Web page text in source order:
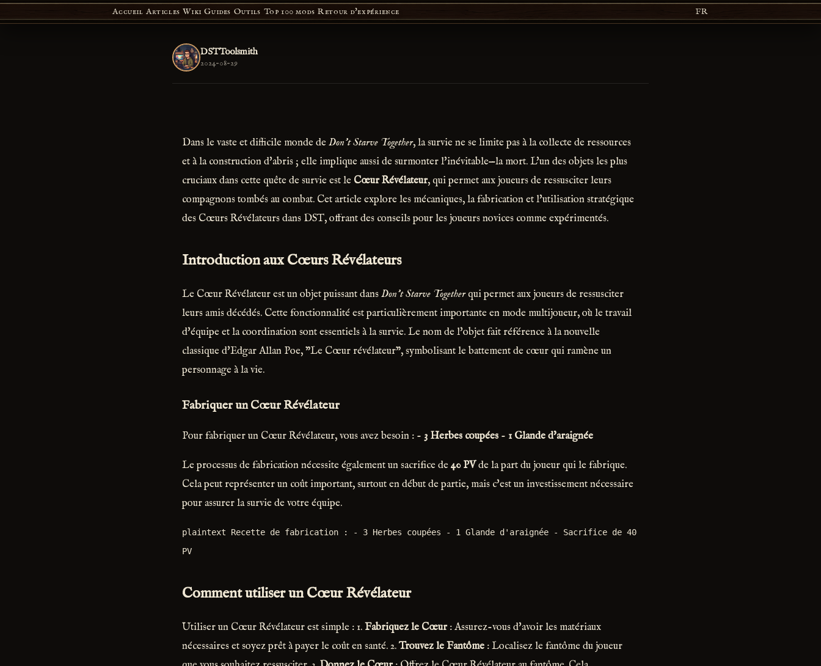
Accueil Articles Wiki Guides Outils Top 100 mods Retour d'expérience FR
DSTToolsmith
2024-08-29
Dans le vaste et difficile monde deDon't Starve Together, la survie ne se limite pas à la collecte de ressources
et à la construction d'abris ; elle implique aussi de surmonter l'inévitable—la mort. L'un des objets les plus
cruciaux dans cette quête de survie est le Cœur Révélateur, qui permet aux joueurs de ressusciter leurs
compagnons tombés au combat. Cet article explore les mécaniques, la fabrication et l'utilisation stratégique
des Cœurs Révélateurs dans DST, offrant des conseils pour les joueurs novices comme expérimentés.
Introduction aux Cœurs Révélateurs
Le Cœur Révélateur est un objet puissant dansDon't Starve Togetherqui permet aux joueurs de ressusciter
leurs amis décédés. Cette fonctionnalité est particulièrement importante en mode multijoueur, où le travail
d'équipe et la coordination sont essentiels à la survie. Le nom de l'objet fait référence à la nouvelle
classique d'Edgar Allan Poe, "Le Cœur révélateur", symbolisant le battement de cœur qui ramène un
personnage à la vie.
Fabriquer un Cœur Révélateur
Pour fabriquer un Cœur Révélateur, vous avez besoin : - 3 Herbes coupées - 1 Glande d'araignée
Le processus de fabrication nécessite également un sacrifice de40 PVde la part du joueur qui le fabrique.
Cela peut représenter un coût important, surtout en début de partie, mais c'est un investissement nécessaire
pour assurer la survie de votre équipe.
plaintext Recette de fabrication : - 3 Herbes coupées - 1 Glande d'araignée - Sacrifice de 40
PV
Comment utiliser un Cœur Révélateur
Utiliser un Cœur Révélateur est simple : 1.Fabriquez le Cœur: Assurez-vous d'avoir les matériaux
nécessaires et soyez prêt à payer le coût en santé. 2.Trouvez le Fantôme : Localisez le fantôme du joueur